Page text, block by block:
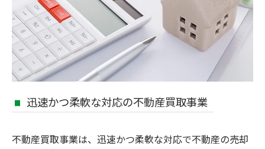
迅速かつ柔軟な対応の不動産買取事業
不動産買取事業は、迅速かつ柔軟な対応で不動産の売却